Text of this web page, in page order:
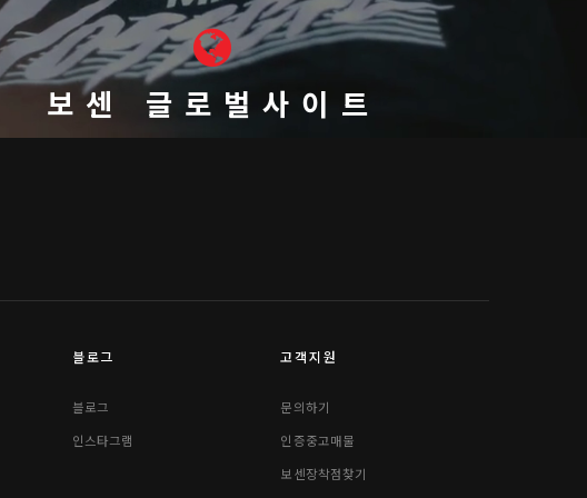
보센 글로벌사이트
블로그
블로그
인스타그램
고객지원
문의하기
인증중고매물
보센장착점찾기